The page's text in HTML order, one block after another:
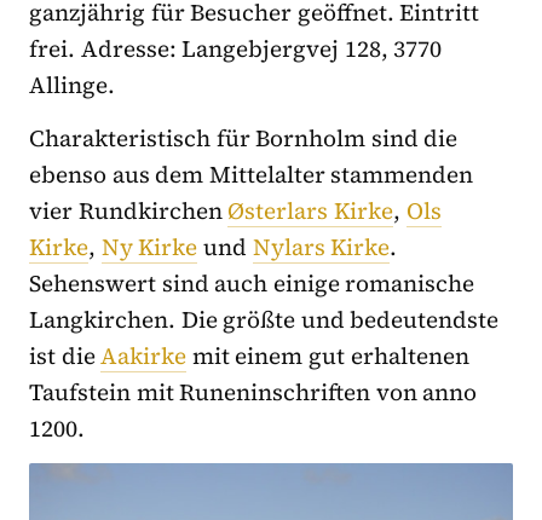
ganzjährig für Besucher geöffnet. Eintritt
frei. Adresse: Langebjergvej 128, 3770
Allinge.
Charakteristisch für Bornholm sind die
ebenso aus dem Mittelalter stammenden
vier RundkirchenØsterlars Kirke, Ols
Kirke, Ny Kirkeund Nylars Kirke.
Sehenswert sind auch einige romanische
Langkirchen. Die größte und bedeutendste
ist dieAakirkemit einem gut erhaltenen
Taufstein mit Runeninschriften von anno
1200.